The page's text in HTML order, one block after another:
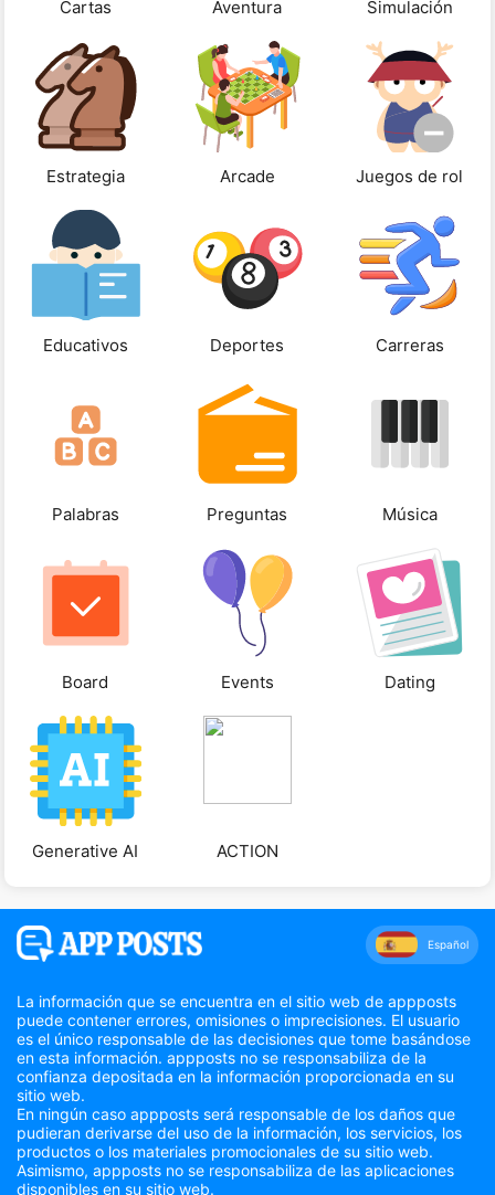
Cartas Aventura Simulación
Estrategia Arcade Juegos de rol
Educativos Deportes Carreras
Palabras Preguntas Música
Board Events Dating
Generative AI ACTION
Español
La información que se encuentra en el sitio web de appposts
puede contener errores, omisiones o imprecisiones. El usuario
es el único responsable de las decisiones que tome basándose
en esta información. appposts no se responsabiliza de la
confianza depositada en la información proporcionada en su
sitio web.
En ningún caso appposts será responsable de los daños que
pudieran derivarse del uso de la información, los servicios, los
productos o los materiales promocionales de su sitio web.
Asimismo, appposts no se responsabiliza de las aplicaciones
disponibles en su sitio web.